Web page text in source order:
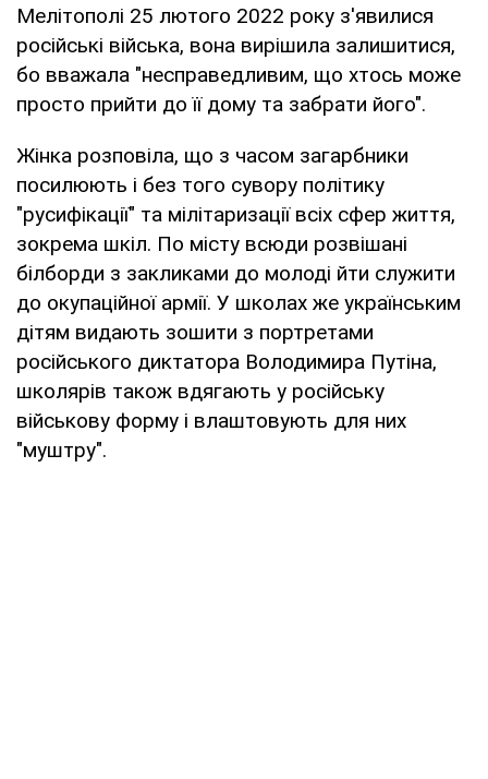
Мелітополі 25 лютого 2022 року з'явилися
російські війська, вона вирішила залишитися,
бо вважала "несправедливим, що хтось може
просто прийти до її дому та забрати його".
Жінка розповіла, що з часом загарбники
посилюють і без того сувору політику
"русифікації" та мілітаризації всіх сфер життя,
зокрема шкіл. По місту всюди розвішані
білборди з закликами до молоді йти служити
до окупаційної армії. У школах же українським
дітям видають зошити з портретами
російського диктатора Володимира Путіна,
школярів також вдягають у російську
військову форму і влаштовують для них
"муштру".